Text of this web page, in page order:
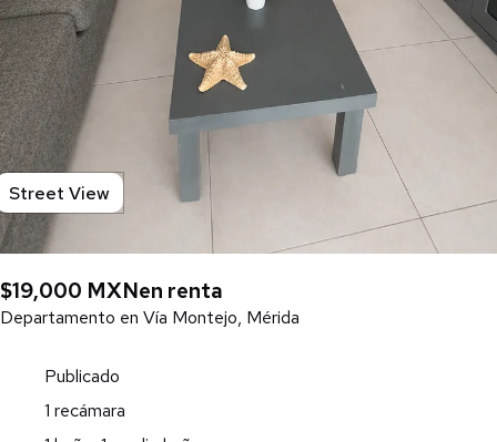
Street View
$19,000 MXNen renta
Departamento en Vía Montejo, Mérida
Publicado
1 recámara